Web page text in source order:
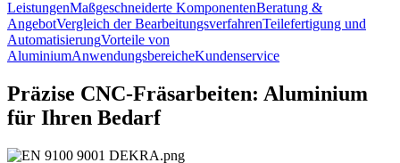
LeistungenMaßgeschneiderte KomponentenBeratung &
AngebotVergleich der BearbeitungsverfahrenTeilefertigung und
AutomatisierungVorteile von
AluminiumAnwendungsbereicheKundenservice
Präzise CNC-Fräsarbeiten: Aluminium
für Ihren Bedarf